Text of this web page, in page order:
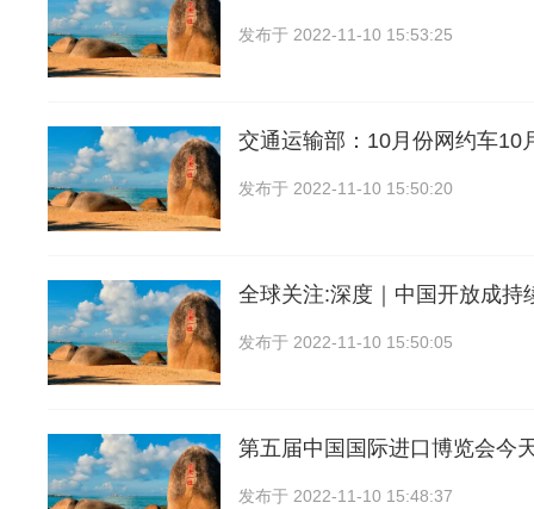
发布于 2022-11-10 15:53:25
交通运输部：10月份网约车10
发布于 2022-11-10 15:50:20
全球关注:深度｜中国开放成持
发布于 2022-11-10 15:50:05
第五届中国国际进口博览会今
发布于 2022-11-10 15:48:37